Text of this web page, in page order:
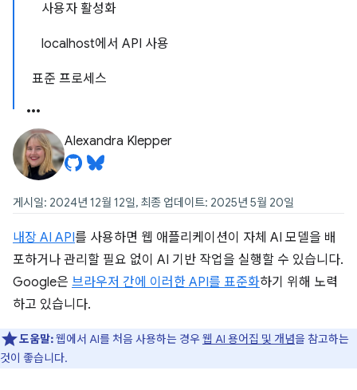
사용자 활성화
localhost에서 API 사용
표준 프로세스
Alexandra Klepper
게시일: 2024년 12월 12일, 최종 업데이트: 2025년 5월 20일
내장 AI API를 사용하면 웹 애플리케이션이 자체 AI 모델을 배
포하거나 관리할 필요 없이 AI 기반 작업을 실행할 수 있습니다.
Google은 브라우저 간에 이러한 API를 표준화하기 위해 노력
하고 있습니다.
도움말:웹에서 AI를 처음 사용하는 경우웹 AI 용어집 및 개념을 참고하는
것이 좋습니다.